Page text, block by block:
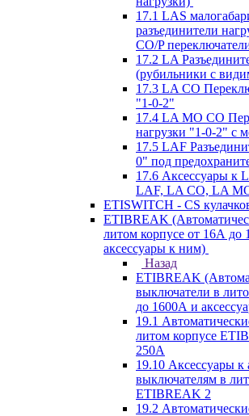
17.1 LAS
разъединители
CO/P
17.2 LA
(рубильники с
17.3 LA CO
"1-0-2"
17.4 LA MO CO
нагрузки "1-0-2" с
17.5 LAF
0" под
17.6 Аксессуары к
LAF, LA CO, LA
ETISWITCH - CS
ETIBREAK
литом корпусе от 16А до
аксессуары к ним)
Назад
ETIBREAK
выключатели в
до 1600А и
19.1
литом корпусе
250A
19.10 Аксессуары к
выключателям в
ETIBREAK 2
19.2